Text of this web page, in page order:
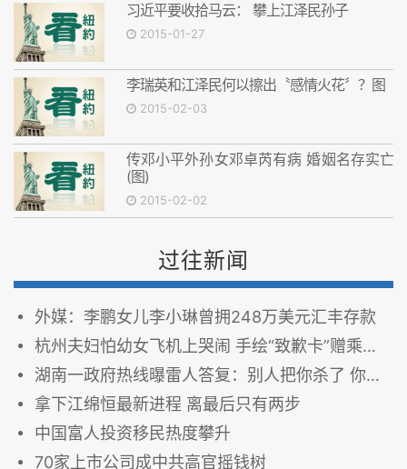
习近平要收拾马云： 攀上江泽民孙子
2015-01-27
李瑞英和江泽民何以擦出〝感情火花〞？图
2015-02-03
传邓小平外孙女邓卓芮有病 婚姻名存实亡
(图)
2015-02-02
过往新闻
外媒：李鹏女儿李小琳曾拥248万美元汇丰存款
杭州夫妇怕幼女飞机上哭闹 手绘“致歉卡”赠乘客(图)
湖南一政府热线曝雷人答复：别人把你杀了 你都没法
拿下江绵恒最新进程 离最后只有两步
中国富人投资移民热度攀升
70家上市公司成中共高官摇钱树